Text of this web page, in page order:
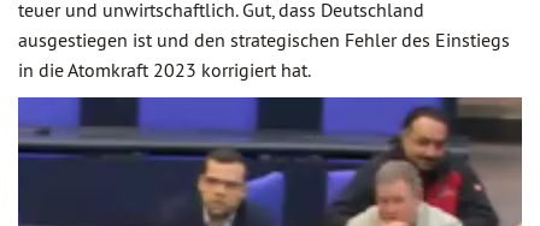
teuer und unwirtschaftlich. Gut, dass Deutschland
ausgestiegen ist und den strategischen Fehler des Einstiegs
in die Atomkraft 2023 korrigiert hat.